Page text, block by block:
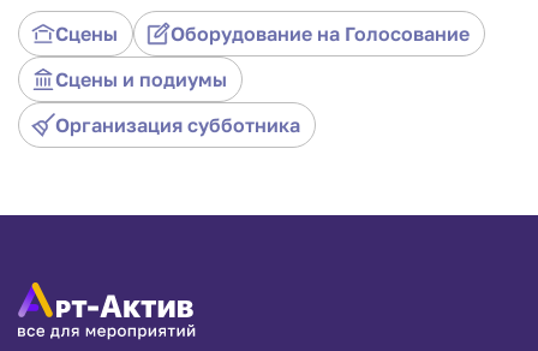
Наша команда профессионалов готова помочь вам
с настройкой и организацией сцены, а также
предоставить различные дополнительные опции,
включая освещение и декор, чтобы подчеркнуть её
красоту и создать незабываемые впечатления у
ваших гостей!
Сцены
Оборудование на Голосование
Сцены и подиумы
Организация субботника